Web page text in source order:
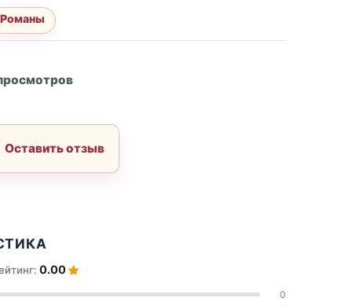
Романы
Оставить отзыв
0.00
0